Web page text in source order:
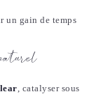
un gain de temps
, catalyser sous